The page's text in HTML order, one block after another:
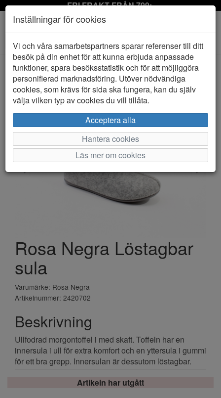
FRI FRAKT FRÅN 799:-
Toggle
navigation
HEM ROSA NEGRA
Rosa Negra Löstagbar
sula
Varumärke: Rosa Negra
Artikelnummer: 2420702
Beskrivning
Ullfodrad morgontoffel i med skaft. Toffeln har en
innersula i ull för extra komfort och en yttersula i gummi
för ett bra grepp. Innersulan är dessutom löstagbar.
Artikeln har utgått
Inställningar för cookies
Vi och våra samarbetspartners sparar referenser till ditt
besök på din enhet för att kunna erbjuda anpassade
funktioner, spara besöksstatistik och för att möjliggöra
personifierad marknadsföring. Utöver nödvändiga
cookies, som krävs för sida ska fungera, kan du själv
välja vilken typ av cookies du vill tillåta.
Acceptera alla
Hantera cookies
Läs mer om cookies